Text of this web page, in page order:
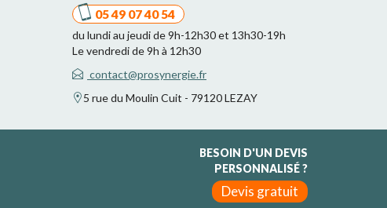
05 49 07 40 54
du lundi au jeudi de 9h-12h30 et 13h30-19h
Le vendredi de 9h à 12h30
contact@prosynergie.fr
5 rue du Moulin Cuit - 79120 LEZAY
BESOIN D'UN DEVIS
PERSONNALISÉ ?
Devis gratuit